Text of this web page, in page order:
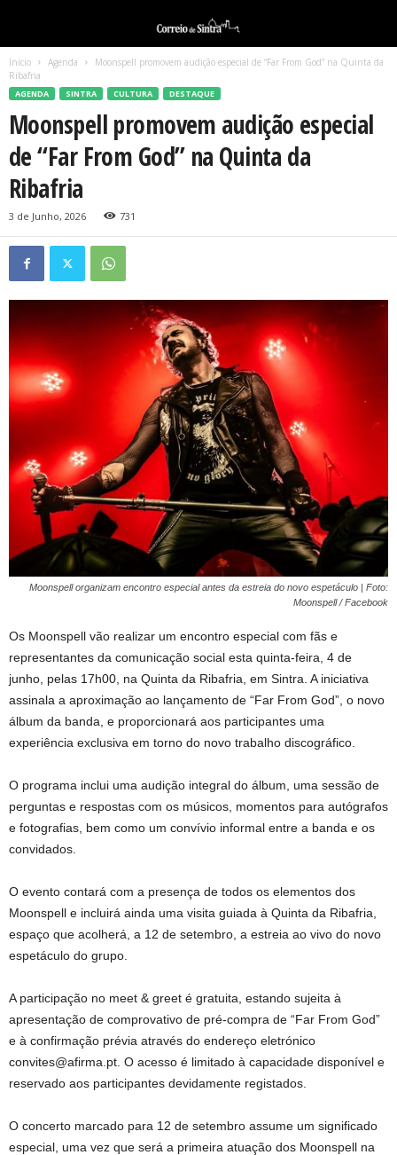
Início Agenda
Moonspell promovem audição especial de “Far From God” na Quinta da
Ribafria
AGENDA SINTRA CULTURA DESTAQUE
Moonspell promovem audição especial
de “Far From God” na Quinta da
Ribafria
3 de Junho, 2026 731
Moonspell organizam encontro especial antes da estreia do novo espetáculo | Foto:
Moonspell / Facebook
Os Moonspell vão realizar um encontro especial com fãs e
representantes da comunicação social esta quinta-feira, 4 de
junho, pelas 17h00, na Quinta da Ribafria, em Sintra. A iniciativa
assinala a aproximação ao lançamento de “Far From God”, o novo
álbum da banda, e proporcionará aos participantes uma
experiência exclusiva em torno do novo trabalho discográfico.
O programa inclui uma audição integral do álbum, uma sessão de
perguntas e respostas com os músicos, momentos para autógrafos
e fotografias, bem como um convívio informal entre a banda e os
convidados.
O evento contará com a presença de todos os elementos dos
Moonspell e incluirá ainda uma visita guiada à Quinta da Ribafria,
espaço que acolherá, a 12 de setembro, a estreia ao vivo do novo
espetáculo do grupo.
A participação no meet & greet é gratuita, estando sujeita à
apresentação de comprovativo de pré-compra de “Far From God”
e à confirmação prévia através do endereço eletrónico
convites@afirma.pt. O acesso é limitado à capacidade disponível e
reservado aos participantes devidamente registados.
O concerto marcado para 12 de setembro assume um significado
especial, uma vez que será a primeira atuação dos Moonspell na